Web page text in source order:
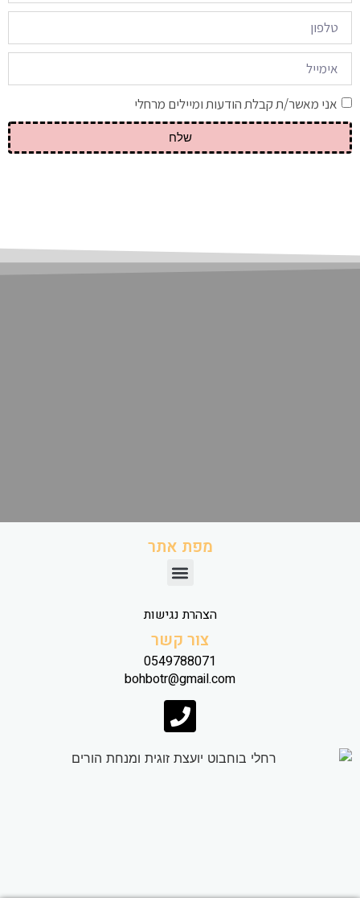
אני מאשר/ת קבלת הודעות ומיילים מרחלי
שלח
מפת אתר
הצהרת נגישות
צור קשר
0549788071
bohbotr@gmail.com